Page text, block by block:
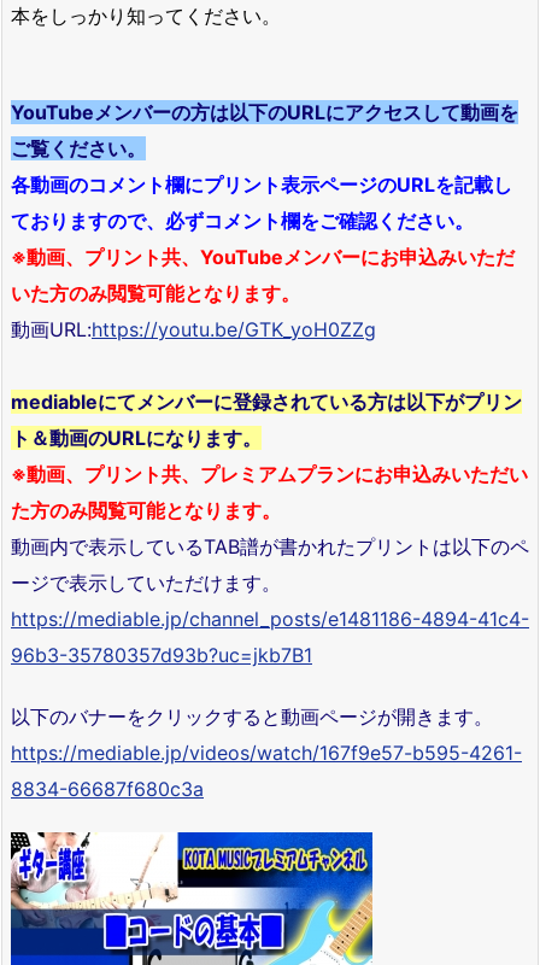
本をしっかり知ってください。
YouTubeメンバーの方は以下のURLにアクセスして動画を
ご覧ください。
各動画のコメント欄にプリント表示ページのURLを記載し
ておりますので、必ずコメント欄をご確認ください。
※動画、プリント共、YouTubeメンバーにお申込みいただ
いた方のみ閲覧可能となります。
動画URL:https://youtu.be/GTK_yoH0ZZg
mediableにてメンバーに登録されている方は以下がプリン
ト＆動画のURLになります。
※動画、プリント共、プレミアムプランにお申込みいただい
た方のみ閲覧可能となります。
動画内で表示しているTAB譜が書かれたプリントは以下のペ
ージで表示していただけます。
https://mediable.jp/channel_posts/e1481186-4894-41c4-
96b3-35780357d93b?uc=jkb7B1
以下のバナーをクリックすると動画ページが開きます。
https://mediable.jp/videos/watch/167f9e57-b595-4261-
8834-66687f680c3a